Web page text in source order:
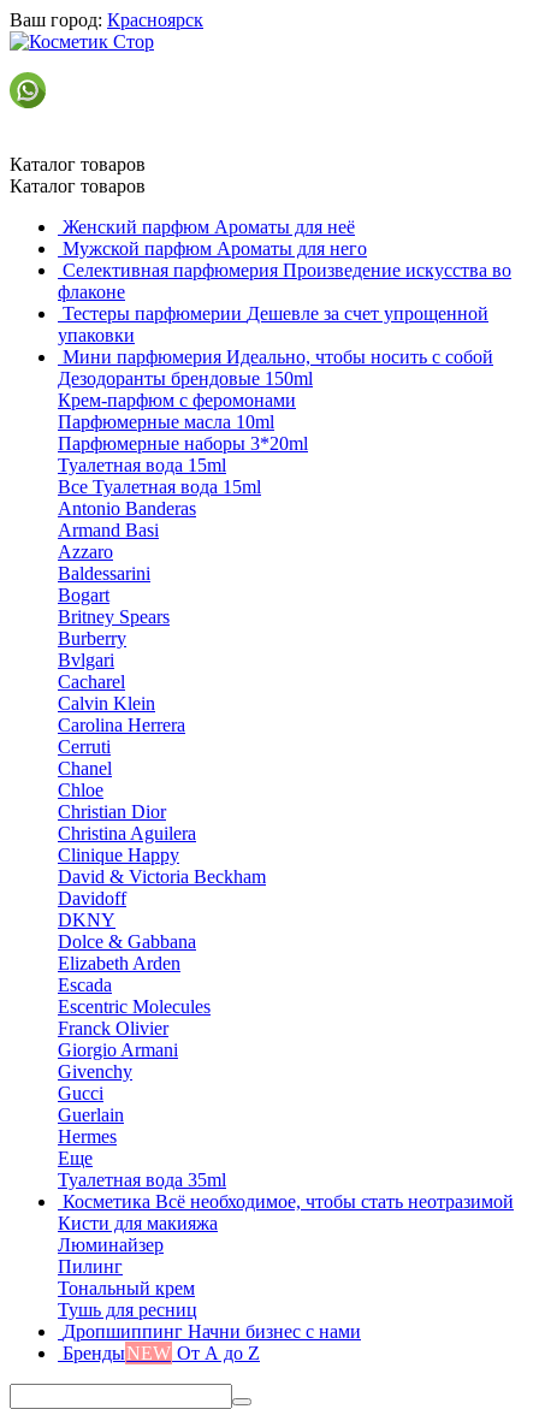
Ваш город: Красноярск
Каталог товаров
Каталог товаров
Женский парфюм Ароматы для неё
Мужской парфюм Ароматы для него
Селективная парфюмерия Произведение искусства во
флаконе
Тестеры парфюмерии Дешевле за счет упрощенной
упаковки
Мини парфюмерия Идеально, чтобы носить с собой
Дезодоранты брендовые 150ml
Крем-парфюм с феромонами
Парфюмерные масла 10ml
Парфюмерные наборы 3*20ml
Туалетная вода 15ml
Все Туалетная вода 15ml
Antonio Banderas
Armand Basi
Azzaro
Baldessarini
Bogart
Britney Spears
Burberry
Bvlgari
Cacharel
Calvin Klein
Carolina Herrera
Cerruti
Chanel
Chloe
Christian Dior
Christina Aguilera
Clinique Happy
David & Victoria Beckham
Davidoff
DKNY
Dolce & Gabbana
Elizabeth Arden
Escada
Escentric Molecules
Franck Olivier
Giorgio Armani
Givenchy
Gucci
Guerlain
Hermes
Еще
Туалетная вода 35ml
Косметика Всё необходимое, чтобы стать неотразимой
Кисти для макияжа
Люминайзер
Пилинг
Тональный крем
Тушь для ресниц
Дропшиппинг Начни бизнес с нами
БрендыNEW От А до Z